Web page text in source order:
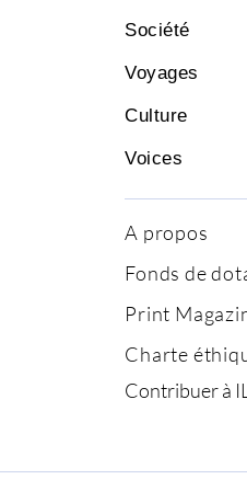
Société
Voyages
Culture
Voices
A propos
Fonds de
Print
Charte
Contribuer à